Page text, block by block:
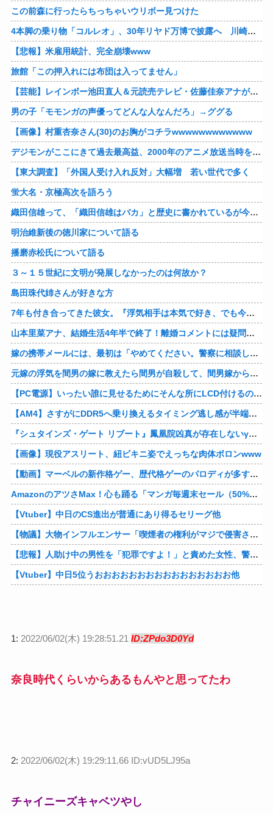
この前森に行ったらちっちゃいウリボー見つけた
4本脚の乗り物「コルレオ」、30年リヤド万博で披露へ 川崎重工が35年発売目指す
【悲報】米雇用統計、完全崩壊www
旅館「この押入れには布団は入ってません」
【芸能】レインボー池田直人＆元読売テレビ・佐藤佳奈アナが結婚
男の子「モモンガの声優ってどんな人なんだろ」→ググる
【画像】村重杏奈さん(30)のお胸がコチラwwwwwwwwwwww
デジモンがここにきて過去最高益、2000年のアニメ放送当時を上回る
【東大調査】「外国人受け入れ反対」大幅増 若い世代で多く
蛍大名・京極高次を語ろう
織田信雄って、「織田信雄はバカ」と歴史に書かれているが今まで家が残っているんでバカではないよな？
明治維新後の徳川家について語る
播磨赤松氏について語る
３～１５世紀に文明が発展しなかったのは何故か？
島田珠代姉さんが好きな方
7年も付き合ってきた彼女。『浮気相手は本気で好き、でも今の生活は壊したくない。あなたは家族で、浮気相手は恋人。それじゃ駄目なの？』人の心なんて持ってなかったｗ
山本里菜アナ、結婚生活4年半で終了！離婚コメントには疑問の声
嫁の携帯メールには、最初は「やめてください。警察に相談します」とかだったけど、最近は「昨日もすごかった。間君のが中でビクピｋ（ｒｙ」とｗ しかも羽目鳥も満載だった！
元嫁の浮気を間男の嫁に教えたら間男が自殺して、間男嫁から感謝されつつ元嫁に『いつ死ぬの？』と笑顔で言われた衝撃
【PC電源】いったい誰に見せるためにそんな所にLCD付けるのかな
【AM4】さすがにDDR5へ乗り換えるタイミング逃し感が半端ない
『シュタインズ・ゲート リブート』鳳凰院凶真が存在しないγ（ガンマ）世界線が追加される
【画像】現役アスリート、紐ビキニ姿でえっちな肉体ボロンwww
【動画】マーベルの新作格ゲー、歴代格ゲーのパロディが多すぎて話題にwwwwwww
AmazonのアツさMax！心も踊る「マンガ毎週末セール（50%還元）」2日目襲来！他
【Vtuber】中日のCS進出が普通にあり得るセリーグ他
【物議】大物インフルエンサー「喫煙者の権利がマジで侵害されてる。いくら税金払ってるんだ」他
【悲報】人助け中の男性を「犯罪ですよ！」と責めた女性、警察が来た瞬間逃げる他
【Vtuber】中日5位うおおおおおおおおおおおおおおおお他
1: 2022/06/02(木) 19:28:51.21 ID:ZPdo3D0Yd
奈良時代くらいからあるもんやと思ってたわ
2: 2022/06/02(木) 19:29:11.66 ID:vUD5LJ95a
チャイニーズキャベツやし